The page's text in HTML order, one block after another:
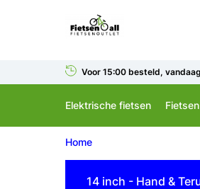
Voor 15:00 besteld,
Elektrische fietsen Fietsen
Home
14 inch - Hand &